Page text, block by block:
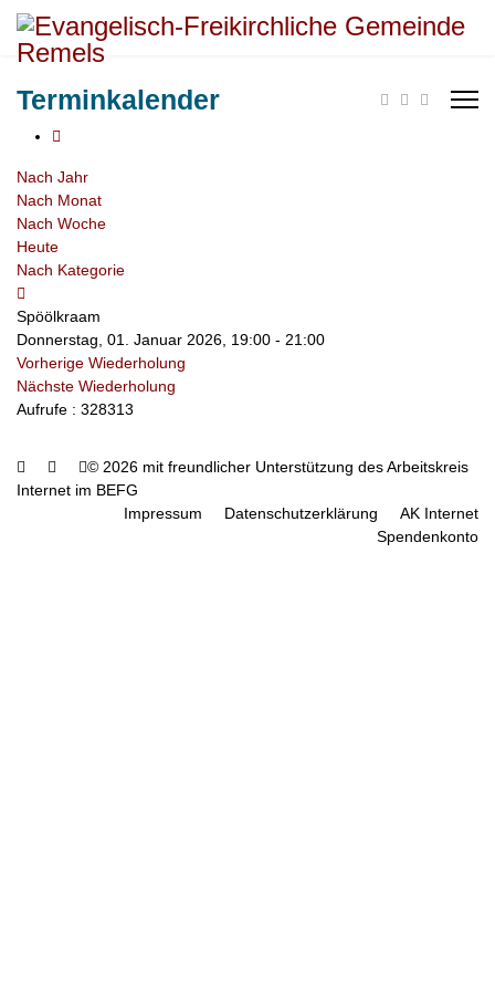
Terminkalender
Nach Jahr
Nach Monat
Nach Woche
Heute
Nach Kategorie
Spöölkraam
Donnerstag, 01. Januar 2026, 19:00 - 21:00
Vorherige Wiederholung
Nächste Wiederholung
Aufrufe : 328313
© 2026 mit freundlicher Unterstützung des Arbeitskreis
Internet im BEFG
Impressum
Datenschutzerklärung
AK Internet
Spendenkonto